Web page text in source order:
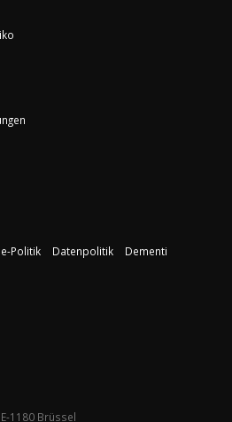
Politik Datenpolitik
Dementi
1180 Brüssel